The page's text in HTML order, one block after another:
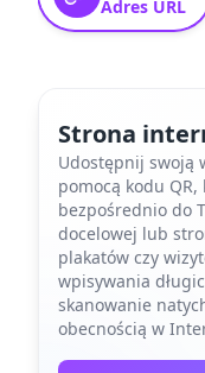
Adres URL
Strona
Udostępnij swoją
pomocą kodu
bezpośrednio do
docelowej lub
plakatów czy
wpisywania
skanowanie
obecnością w